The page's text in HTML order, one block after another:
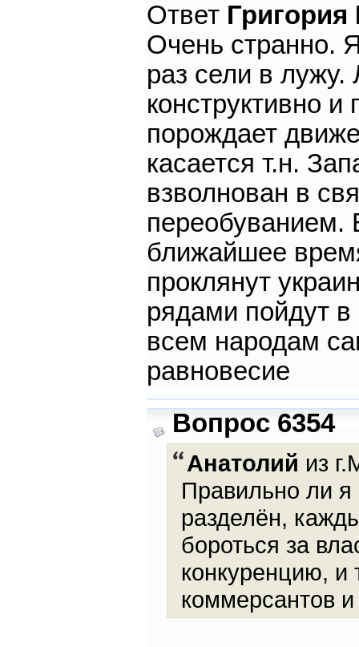
Ответ
Очень странно.
раз сели в лужу.
конструктивно и
порождает
касается т.н.
взволнован в
переобуванием.
ближайшее
проклянут
рядами пойдут
всем народам
равновесие
Вопрос 6354
Анатолий из
Правильно ли
разделён,
бороться за
конкуренцию,
коммерсантов и